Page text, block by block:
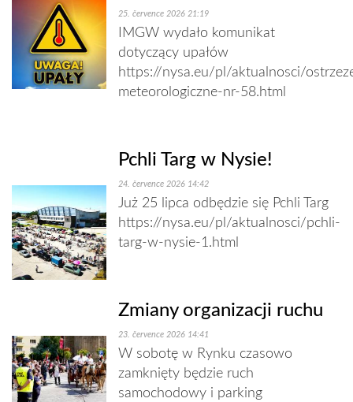
25. července 2026 21:19
IMGW wydało komunikat
dotyczący upałów
https://nysa.eu/pl/aktualnosci/
meteorologiczne-nr-58.html
Pchli Targ w Nysie!
24. července 2026 14:42
Już 25 lipca odbędzie się Pchli Targ
https://nysa.eu/pl/aktualnosci/pchli-
targ-w-nysie-1.html
Zmiany organizacji ruchu
23. července 2026 14:41
W sobotę w Rynku czasowo
zamknięty będzie ruch
samochodowy i parking